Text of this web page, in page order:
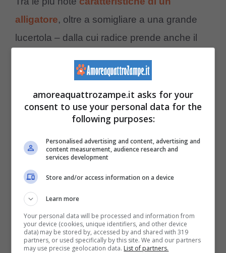
alligatore, oltre a somigliare a una grande
lucertola – dalla cui radice prende anche il
bisognoso di assoluta libertà. Il rettile
recuperato 2 giorni fa potrebbe essere stato
privato, in passato, di questa sua necessità e
chiunque abbia deciso fino di tenero per sé –
fino a quel momento – se ne sarebbe liberato
senza scrupoli abbandonandolo in un
terreno sotto la responsabilità di terzi.
amoreaquattrozampe.it asks for your
consent to use your personal data for the
following purposes:
Personalised advertising and content, advertising and
content measurement, audience research and
services development
Store and/or access information on a device
Learn more
Your personal data will be processed and information from
your device (cookies, unique identifiers, and other device
data) may be stored by, accessed by and shared with 319
partners, or used specifically by this site. We and our partners
may use precise geolocation data. List of partners.